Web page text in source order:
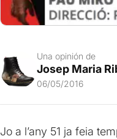
Una opinión de
Josep Maria
06/05/2016
Jo a l’any 51 ja feia